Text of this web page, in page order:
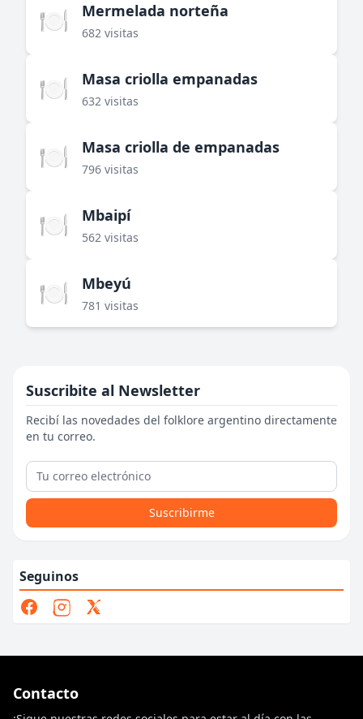
🍽️ Mermelada norteña
682 visitas
🍽️ Masa criolla empanadas
632 visitas
🍽️ Masa criolla de empanadas
796 visitas
🍽️ Mbaipí
562 visitas
🍽️ Mbeyú
781 visitas
Suscribite al Newsletter
Recibí las novedades del folklore argentino directamente
en tu correo.
Suscribirme
Seguinos
Contacto